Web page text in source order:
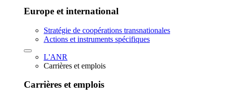
Europe et international
Stratégie de coopérations transnationales
Actions et instruments spécifiques
L'ANR
Carrières et emplois
Carrières et emplois